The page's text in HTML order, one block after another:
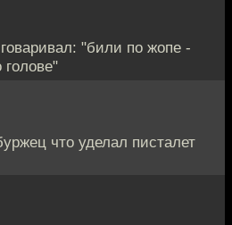
"били по жопе -
что уделал писталет